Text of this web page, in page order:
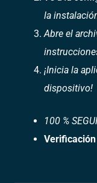
la
Abre el
¡Inicia la
dispositivo!
100 %